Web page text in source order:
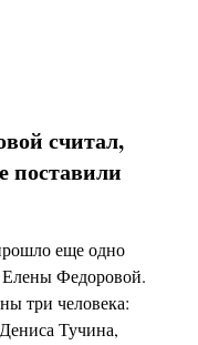
считал,
поставили
еще одно
Елены Федоровой.
три человека:
Тучина,